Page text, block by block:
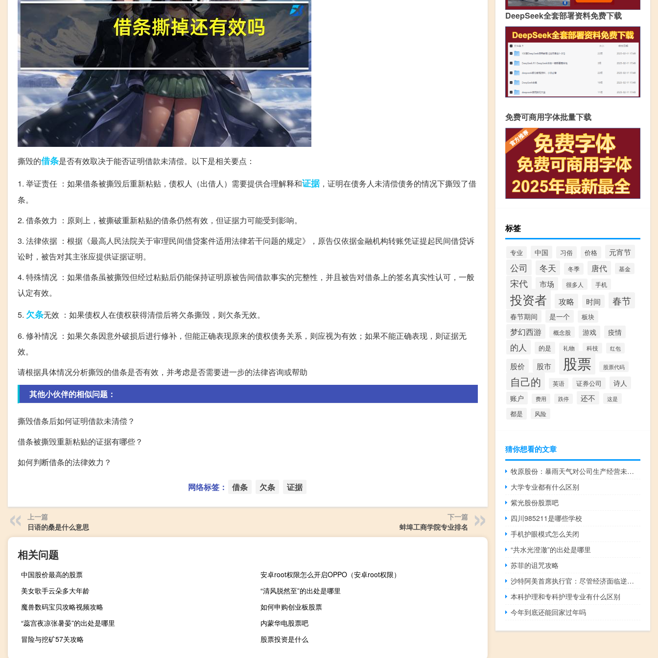
撕毁的借条是否有效取决于能否证明借款未清偿。以下是相关要点：
1. 举证责任 ：如果借条被撕毁后重新粘贴，债权人（出借人）需要提供合理解释和证据，证明在债务人未清偿债务的情况下撕毁了借
条。
2. 借条效力 ：原则上，被撕破重新粘贴的借条仍然有效，但证据力可能受到影响。
3. 法律依据 ：根据《最高人民法院关于审理民间借贷案件适用法律若干问题的规定》，原告仅依据金融机构转账凭证提起民间借贷诉
讼时，被告对其主张应提供证据证明。
4. 特殊情况 ：如果借条虽被撕毁但经过粘贴后仍能保持证明原被告间借款事实的完整性，并且被告对借条上的签名真实性认可，一般
认定有效。
5. 欠条无效 ：如果债权人在债权获得清偿后将欠条撕毁，则欠条无效。
6. 修补情况 ：如果欠条因意外破损后进行修补，但能正确表现原来的债权债务关系，则应视为有效；如果不能正确表现，则证据无
效。
请根据具体情况分析撕毁的借条是否有效，并考虑是否需要进一步的法律咨询或帮助
其他小伙伴的相似问题：
撕毁借条后如何证明借款未清偿？
借条被撕毁重新粘贴的证据有哪些？
如何判断借条的法律效力？
网络标签： 借条 欠条 证据
上一篇
日语的桑是什么意思
下一篇
蚌埠工商学院专业排名
相关问题
中国股价最高的股票
安卓root权限怎么开启OPPO（安卓root权限）
美女歌手云朵多大年龄
“清风脱然至”的出处是哪里
魔兽数码宝贝攻略视频攻略
如何申购创业板股票
“蕊宫夜凉张暑晏”的出处是哪里
内蒙华电股票吧
冒险与挖矿57关攻略
股票投资是什么
DeepSeek全套部署资料免费下载
免费可商用字体批量下载
标签
专业 中国 习俗 价格 元宵节
公司 冬天 冬季 唐代 基金
宋代 市场 很多人 手机
投资者 攻略 时间 春节
春节期间 是一个 板块
梦幻西游 概念股 游戏 疫情
的人 的是 礼物 科技 红包
股价 股市 股票 股票代码
自己的 英语 证券公司
诗人
账户
费用 跌停 还不 这是
都是 风险
猜你想看的文章
牧原股份：暴雨天气对公司生产经营未造成重大影响
大学专业都有什么区别
紫光股份股票吧
四川985211是哪些学校
手机护眼模式怎么关闭
“共水光澄澈”的出处是哪里
苏菲的诅咒攻略
沙特阿美首席执行官：尽管经济面临逆风但我们看到全球需求仍然表现出弹性
本科护理和专科护理专业有什么区别
今年到底还能回家过年吗